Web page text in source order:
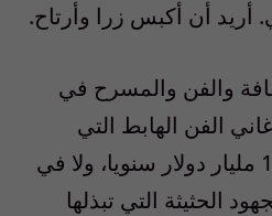
أريد أن أكبس زرا وأرتاح.
والفن والمسرح في
أغاني الفن الهابط التي
وصلت في بلادنا إلى 16 مليار دولار سنويا، ولا في
الحثيثة التي تبذلها